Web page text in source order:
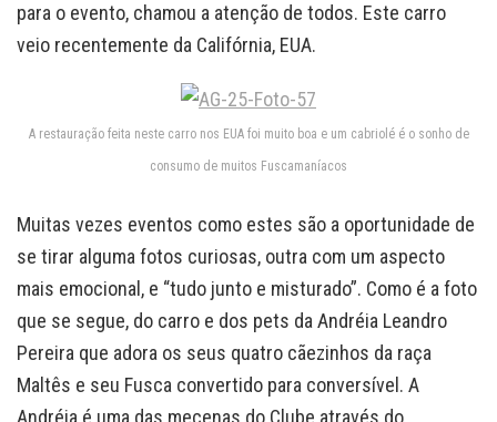
para o evento, chamou a atenção de todos. Este carro
veio recentemente da Califórnia, EUA.
A restauração feita neste carro nos EUA foi muito boa e um cabriolé é o sonho de
consumo de muitos Fuscamaníacos
Muitas vezes eventos como estes são a oportunidade de
se tirar alguma fotos curiosas, outra com um aspecto
mais emocional, e “tudo junto e misturado”. Como é a foto
que se segue, do carro e dos pets da Andréia Leandro
Pereira que adora os seus quatro cãezinhos da raça
Maltês e seu Fusca convertido para conversível. A
Andréia é uma das mecenas do Clube através do